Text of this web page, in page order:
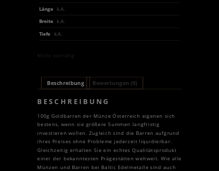
Länge
k.A.
Breite
k.A.
Tiefe k.A.
Nicht vorrätig
Beschreibung Bewertungen (0)
BESCHREIBUNG
100g Goldbarren der Münze Österreich eigenen sich
bestens, wenn sie größere Summen langfristig
investieren wollen. Zugleich sind die Barren aufgrund
ihres Preises ohne Probleme jederzeit liquidierbar.
Gleichzeitig erhalten Sie ein echtes Qualitätsprodukt
einer der bekanntesten Prägestätten weltweit. Wie alle
Münzen und Barren bei Baltic Edelmetalle sind auch